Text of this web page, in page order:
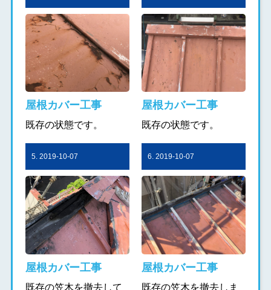
屋根カバー工事
既存の状態です。
屋根カバー工事
既存の状態です。
5. 2019-10-07
屋根カバー工事
既存の笠木を撤去して
6. 2019-10-07
屋根カバー工事
既存の笠木を撤去しま